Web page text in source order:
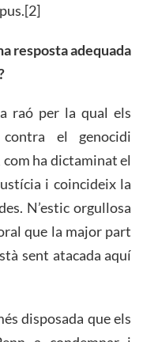
resposta adequada
raó per la qual els
el genocidi
ha dictaminat el
i coincideix la
N’estic orgullosa
que la major part
sent atacada aquí
disposada que els